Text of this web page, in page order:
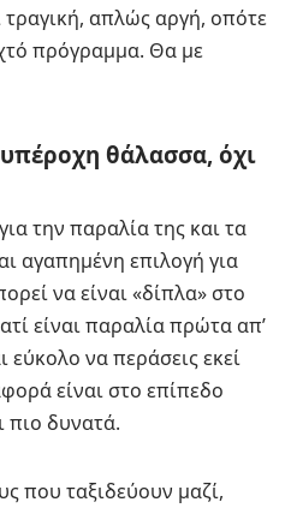
τραγική, απλώς αργή, οπότε
πρόγραμμα. Θα με
θάλασσα, όχι
την παραλία της και τα
αγαπημένη επιλογή για
να είναι «δίπλα» στο
είναι παραλία πρώτα απ’
εύκολο να περάσεις εκεί
είναι στο επίπεδο
πιο δυνατά.
που ταξιδεύουν μαζί,